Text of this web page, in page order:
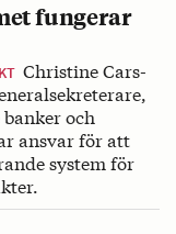
fungerar
Christine Cars-
och
ansvar för att
system för